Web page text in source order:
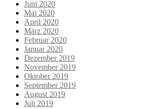
Juni 2020
Mai 2020
April 2020
März 2020
Februar 2020
Januar 2020
Dezember 2019
November 2019
Oktober 2019
September 2019
August 2019
Juli 2019